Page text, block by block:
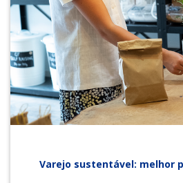
Varejo sustentável: melhor